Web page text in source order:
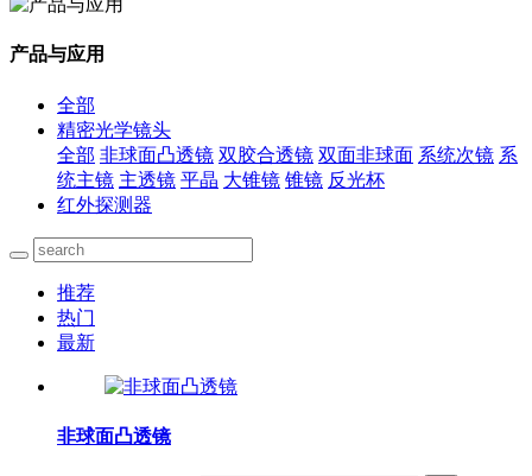
产品与应用
全部
精密光学镜头
全部 非球面凸透镜 双胶合透镜 双面非球面 系统次镜 系
统主镜 主透镜 平晶 大锥镜 锥镜 反光杯
红外探测器
推荐
热门
最新
非球面凸透镜